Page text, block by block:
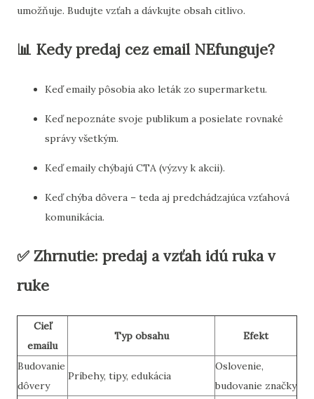
umožňuje. Budujte vzťah a dávkujte obsah citlivo.
📊 Kedy predaj cez email NEfunguje?
Keď emaily pôsobia ako leták zo supermarketu.
Keď nepoznáte svoje publikum a posielate rovnaké
správy všetkým.
Keď emaily chýbajú CTA (výzvy k akcii).
Keď chýba dôvera – teda aj predchádzajúca vzťahová
komunikácia.
✅ Zhrnutie: predaj a vzťah idú ruka v
ruke
Cieľ
emailu
Typ obsahu Efekt
Budovanie
dôvery
Príbehy, tipy, edukácia
Oslovenie,
budovanie značky